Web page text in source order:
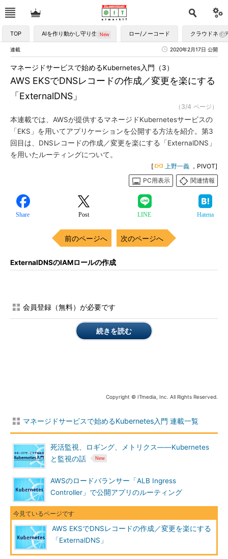
TOP AIを作り動かし守り生かす ロー/ノーコード クラウドネイ
連載 2020年2月17日 公開
AWS EKSでDNSレコードの作成／変更を楽にする
「ExternalDNS」
マネージドサービスで始めるKubernetes入門（3）
（3/4 ページ）
本連載では、AWSが提供するマネージドKubernetesサービスの
「EKS」を用いてアプリケーションを公開する方法を紹介。第3
回目は、DNSレコードの作成／変更を楽にする「ExternalDNS」
を用いたルーティングについて。
[ 上野一義 ，PIVOT]
PC用表示
関連情報
Share Post LINE Hatena
前のページへ 次のページへ
ExternalDNSのIAMロールの作成
会員登録（無料）が必要です
続きを読む
Copyright © ITmedia, Inc. All Rights Reserved.
マネージドサービスで始めるKubernetes入門 連載一覧
死活監視、ロギング、メトリクス――Kubernetes
と監視の話
AWSのロードバランサー「ALB Ingress
Controller」で公開アプリのルーティング
AWS EKSでDNSレコードの作成／変更を楽にする
「ExternalDNS」